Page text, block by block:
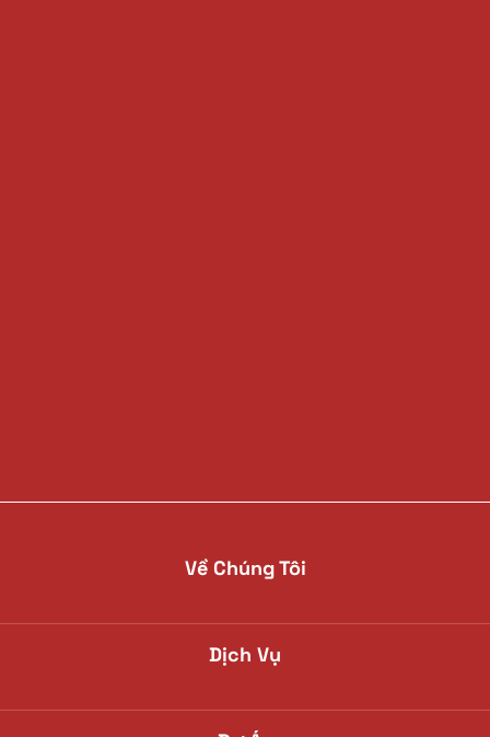
Về Chúng Tôi
Dịch Vụ